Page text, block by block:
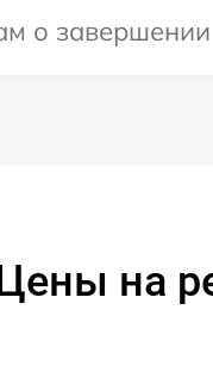
о завершении
на